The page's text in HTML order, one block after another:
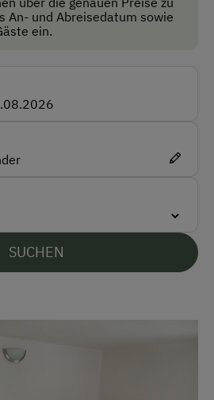
Sprachen
An- und Abreisedatum sowie
ein.
SUCHEN